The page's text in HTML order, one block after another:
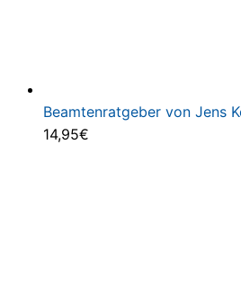
Beamtenratgeber von Jens
14,95€